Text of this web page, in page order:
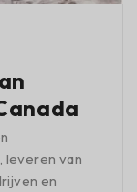
, leveren van
en